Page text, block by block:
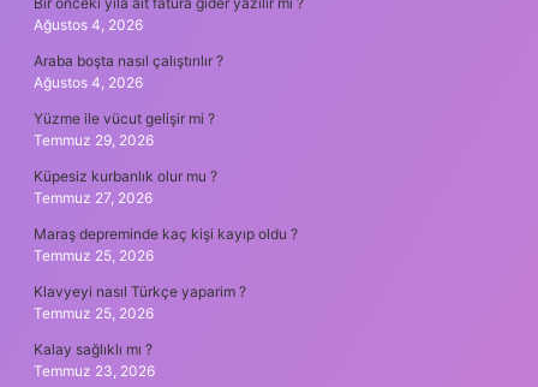
Ağustos 4, 2026
Araba boşta nasıl çalıştırılır ?
Ağustos 4, 2026
Yüzme ile vücut gelişir mi ?
Temmuz 29, 2026
Küpesiz kurbanlık olur mu ?
Temmuz 27, 2026
Maraş depreminde kaç kişi kayıp oldu ?
Temmuz 25, 2026
Klavyeyi nasıl Türkçe yaparim ?
Temmuz 25, 2026
Kalay sağlıklı mı ?
Temmuz 23, 2026